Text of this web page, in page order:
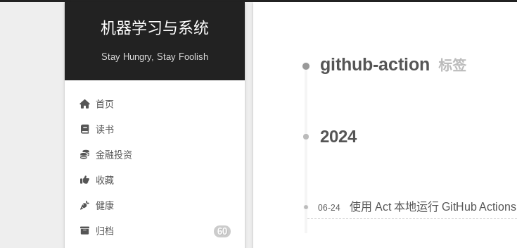
机器学习与系统
Stay Hungry, Stay Foolish
首页
读书
金融投资
收藏
健康
归档 60
github-action 标签
2024
06-24 使用 Act 本地运行 GitHub Actions